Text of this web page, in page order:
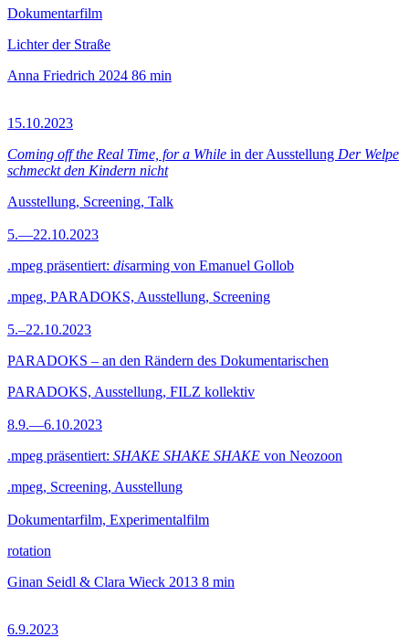
Dokumentarfilm
Lichter der Straße
Anna Friedrich 2024 86 min
15.10.2023
Coming off the Real Time, for a While in der Ausstellung Der Welpe
schmeckt den Kindern nicht
Ausstellung, Screening, Talk
5.—22.10.2023
.mpeg präsentiert: disarming von Emanuel Gollob
.mpeg, PARADOKS, Ausstellung, Screening
5.–22.10.2023
PARADOKS – an den Rändern des Dokumentarischen
PARADOKS, Ausstellung, FILZ kollektiv
8.9.—6.10.2023
.mpeg präsentiert: SHAKE SHAKE SHAKE von Neozoon
.mpeg, Screening, Ausstellung
Dokumentarfilm, Experimentalfilm
rotation
Ginan Seidl & Clara Wieck 2013 8 min
6.9.2023